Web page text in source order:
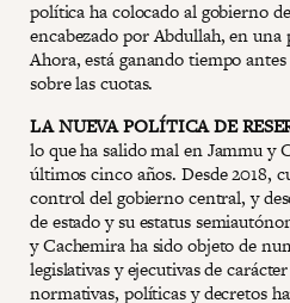
política ha colocado al gobierno
encabezado por Abdullah, en
Ahora, está ganando tiempo
sobre las cuotas.
LA NUEVA POLÍTICA DE
lo que ha salido mal en Jammu y
últimos cinco años. Desde 2018,
control del gobierno central, y
de estado y su estatus
y Cachemira ha sido objeto de
legislativas y ejecutivas de
normativas, políticas y decretos